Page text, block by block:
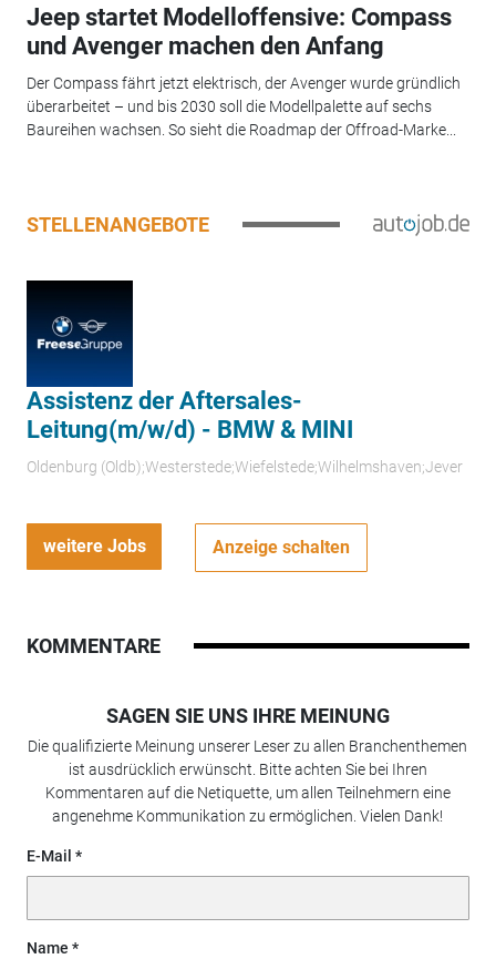
Jeep startet Modelloffensive: Compass
und Avenger machen den Anfang
Der Compass fährt jetzt elektrisch, der Avenger wurde gründlich
überarbeitet – und bis 2030 soll die Modellpalette auf sechs
Baureihen wachsen. So sieht die Roadmap der Offroad-Marke...
STELLENANGEBOTE
Assistenz der Aftersales-
Leitung(m/w/d) - BMW & MINI
Oldenburg (Oldb);Westerstede;Wiefelstede;Wilhelmshaven;Jever
weitere Jobs Anzeige schalten
KOMMENTARE
SAGEN SIE UNS IHRE MEINUNG
Die qualifizierte Meinung unserer Leser zu allen Branchenthemen
ist ausdrücklich erwünscht. Bitte achten Sie bei Ihren
Kommentaren auf die Netiquette, um allen Teilnehmern eine
angenehme Kommunikation zu ermöglichen. Vielen Dank!
E-Mail
Name